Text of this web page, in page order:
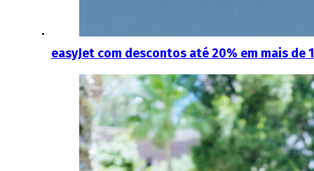
easyJet com descontos até 20% em mais de